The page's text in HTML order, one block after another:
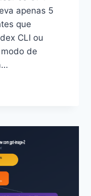
apenas 5
que
CLI ou
de